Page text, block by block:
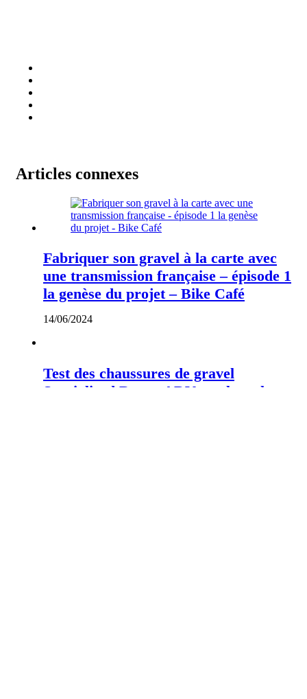
Articles connexes
Fabriquer son gravel à la carte avec
une transmission française – épisode 1
la genèse du projet – Bike Café
14/06/2024
Test des chaussures de gravel
Specialized Recon ADV – velopack